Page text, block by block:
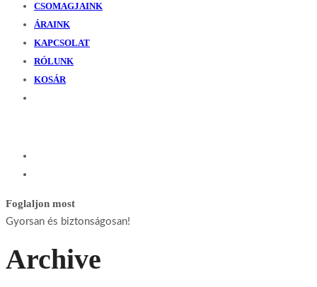
CSOMAGJAINK
ÁRAINK
KAPCSOLAT
RÓLUNK
KOSÁR
Foglaljon most
Gyorsan és biztonságosan!
Archive